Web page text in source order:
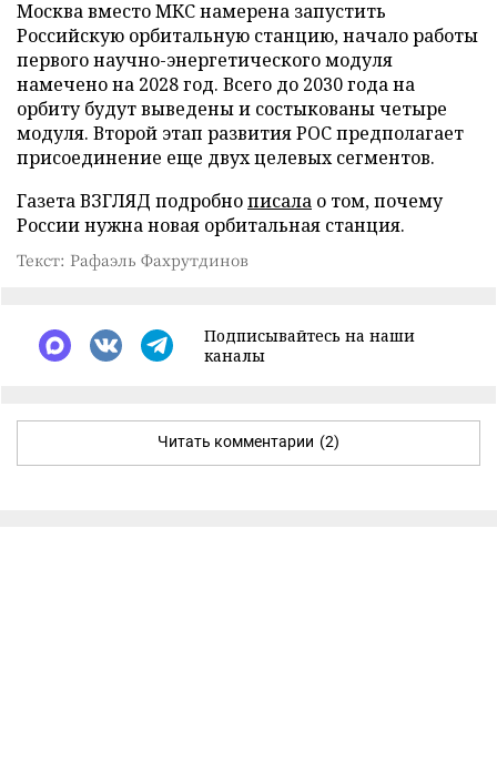
Москва вместо МКС намерена запустить
Российскую орбитальную станцию, начало работы
первого научно-энергетического модуля
намечено на 2028 год. Всего до 2030 года на
орбиту будут выведены и состыкованы четыре
модуля. Второй этап развития РОС предполагает
присоединение еще двух целевых сегментов.
Газета ВЗГЛЯД подробнописала о том, почему
России нужна новая орбитальная станция.
Текст: Рафаэль Фахрутдинов
Подписывайтесь на наши
каналы
Читать комментарии (2)